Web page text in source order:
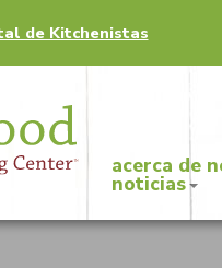
de Kitchenistas
acerca de
noticias